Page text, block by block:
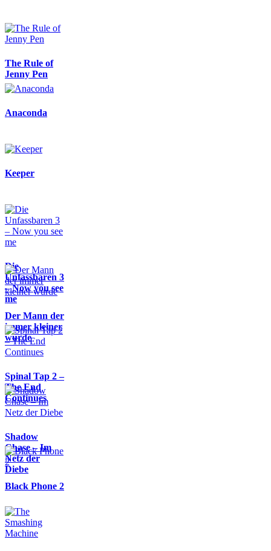
The Rule of
Jenny Pen
Anaconda
Keeper
Die
Unfassbaren 3
– Now you see
me
Der Mann der
immer kleiner
wurde
Spinal Tap 2 –
The End
Continues
Shadow
Chase – Im
Netz der
Diebe
Black Phone 2